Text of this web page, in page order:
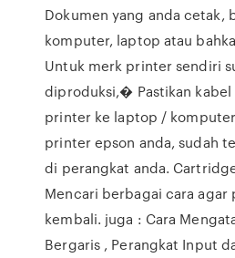
Dokumen yang anda cetak,
komputer, laptop atau
Untuk merk printer sendiri
diproduksi,� Pastikan kabel
printer ke laptop /
printer epson anda, sudah
di perangkat anda.
Mencari berbagai cara
kembali. juga : Cara
Bergaris , Perangkat Input